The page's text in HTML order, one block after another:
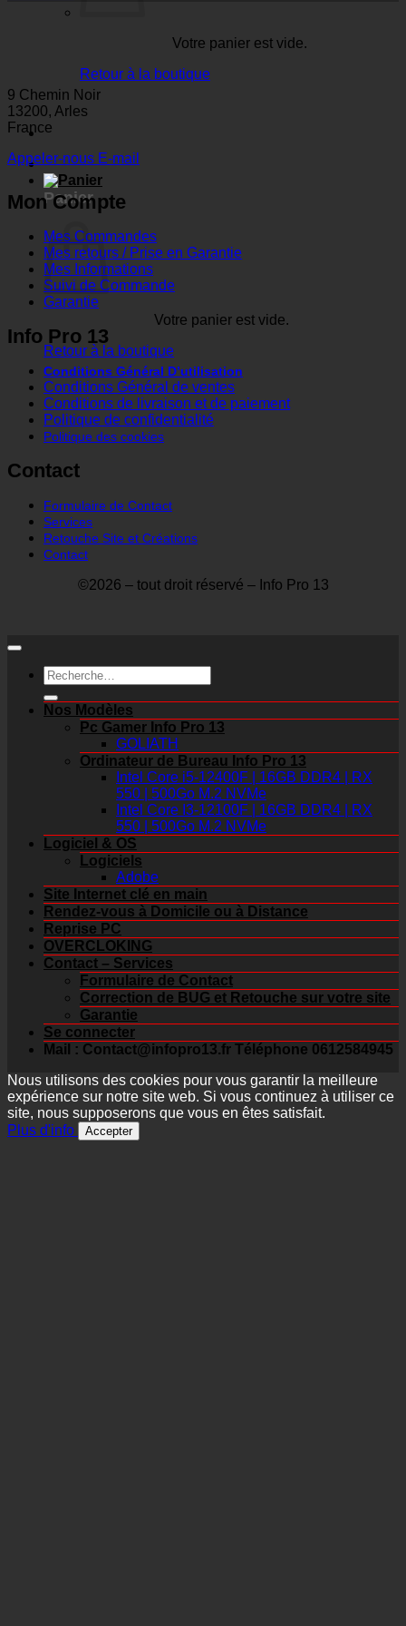
Votre panier est vide.
Retour à la boutique
Panier
Votre panier est vide.
Retour à la boutique
9 Chemin Noir
13200, Arles
France
Appeler-nous E-mail
Mon Compte
Mes Commandes
Mes retours / Prise en Garantie
Mes Informations
Suivi de Commande
Garantie
Info Pro 13
Conditions Général D’utilisation
Conditions Général de ventes
Conditions de livraison et de paiement
Politique de confidentialité
Politique des cookies
Contact
Formulaire de Contact
Services
Retouche Site et Créations
Contact
©2026 – tout droit réservé – Info Pro 13
Recherche
pour :
Nos Modèles
Pc Gamer Info Pro 13
GOLIATH
Ordinateur de Bureau Info Pro 13
Intel Core i5-12400F | 16GB DDR4 | RX
550 | 500Go M.2 NVMe
Intel Core I3-12100F | 16GB DDR4 | RX
550 | 500Go M.2 NVMe
Logiciel & OS
Logiciels
Adobe
Site Internet clé en main
Rendez-vous à Domicile ou à Distance
Reprise PC
OVERCLOKING
Contact – Services
Formulaire de Contact
Correction de BUG et Retouche sur votre site
Garantie
Se connecter
Mail : Contact@infopro13.fr Téléphone 0612584945
Nous utilisons des cookies pour vous garantir la meilleure
expérience sur notre site web. Si vous continuez à utiliser ce
site, nous supposerons que vous en êtes satisfait.
Plus d'info
Accepter